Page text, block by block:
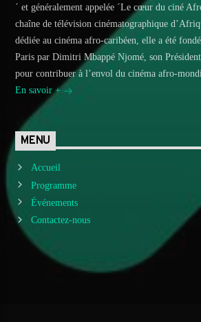
´ et généralement appelée ´Le cœur du ciné
chaîne de télévision cinématographique
dédiée au cinéma afro-caribéen, elle a été
Paris par Dimitri Mbappé Njomé, son
pour contribuer à l’envol du cinéma afro-
En savoir +
MENU
Accueil
Programme
Événements
Contactez-nous